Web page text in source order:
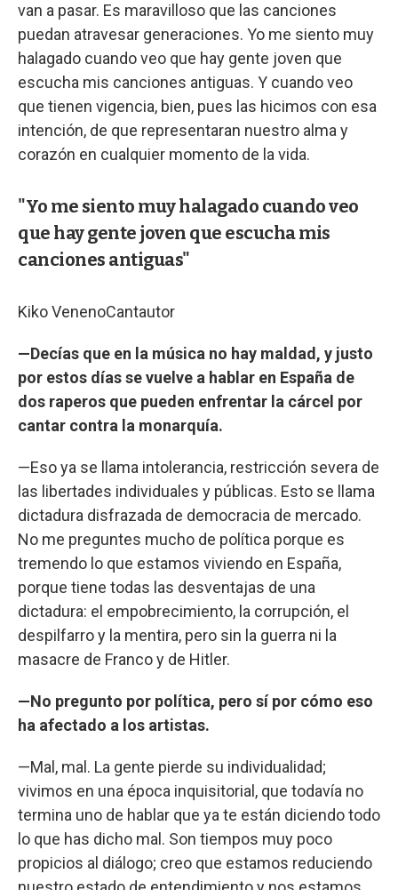
van a pasar. Es maravilloso que las canciones
puedan atravesar generaciones. Yo me siento muy
halagado cuando veo que hay gente joven que
escucha mis canciones antiguas. Y cuando veo
que tienen vigencia, bien, pues las hicimos con esa
intención, de que representaran nuestro alma y
corazón en cualquier momento de la vida.
"Yo me siento muy halagado cuando veo
que hay gente joven que escucha mis
canciones antiguas"
Kiko VenenoCantautor
—Decías que en la música no hay maldad, y justo
por estos días se vuelve a hablar en España de
dos raperos que pueden enfrentar la cárcel por
cantar contra la monarquía.
—Eso ya se llama intolerancia, restricción severa de
las libertades individuales y públicas. Esto se llama
dictadura disfrazada de democracia de mercado.
No me preguntes mucho de política porque es
tremendo lo que estamos viviendo en España,
porque tiene todas las desventajas de una
dictadura: el empobrecimiento, la corrupción, el
despilfarro y la mentira, pero sin la guerra ni la
masacre de Franco y de Hitler.
—No pregunto por política, pero sí por cómo eso
ha afectado a los artistas.
—Mal, mal. La gente pierde su individualidad;
vivimos en una época inquisitorial, que todavía no
termina uno de hablar que ya te están diciendo todo
lo que has dicho mal. Son tiempos muy poco
propicios al diálogo; creo que estamos reduciendo